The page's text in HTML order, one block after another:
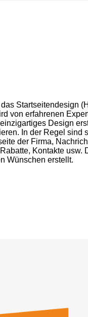
Startseitendesign
von erfahrenen
Design
In der Regel sind
der Firma,
Kontakte usw.
Wünschen erstellt.